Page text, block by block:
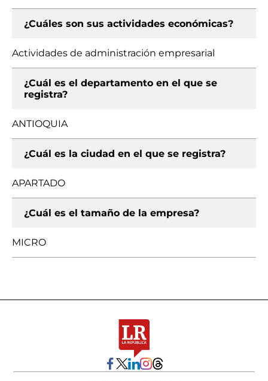
¿Cuáles son sus actividades económicas?
Actividades de administración empresarial
¿Cuál es el departamento en el que se
registra?
ANTIOQUIA
¿Cuál es la ciudad en el que se registra?
APARTADO
¿Cuál es el tamaño de la empresa?
MICRO